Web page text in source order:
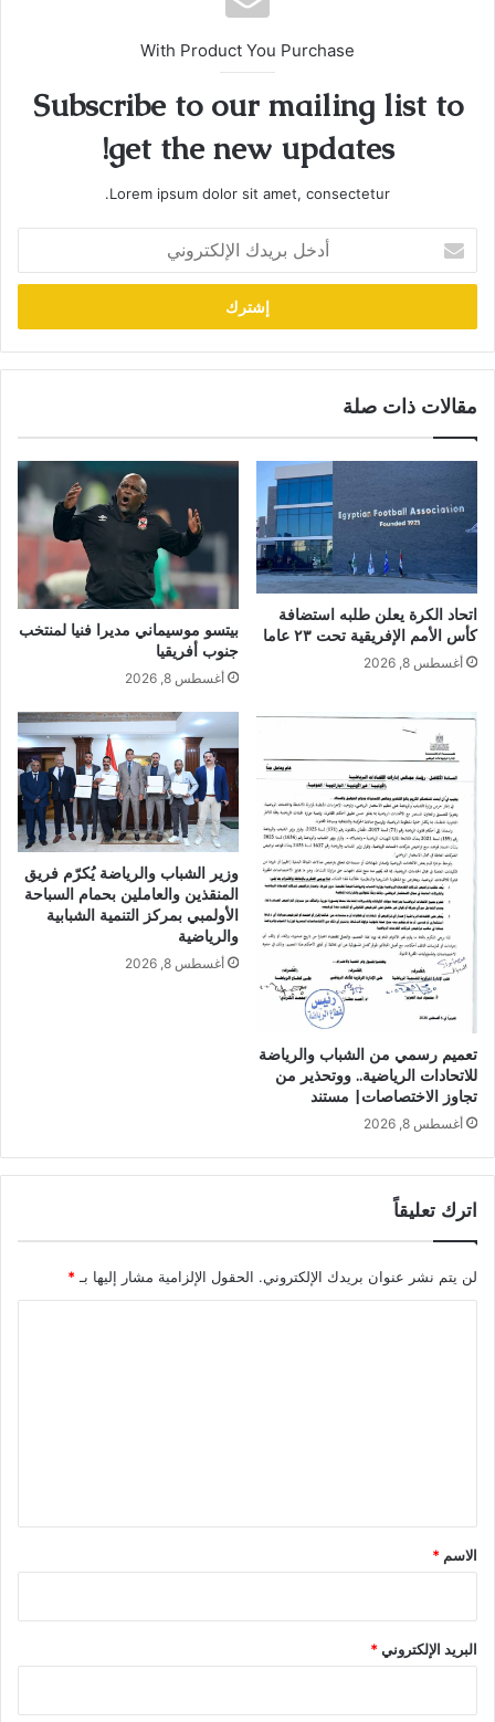
With Product You Purchase
Subscribe to our mailing list to
get the new updates!
Lorem ipsum dolor sit amet, consectetur.
بريدك
الإلكتروني
مقالات ذات صلة
اتحاد الكرة يعلن طلبه استضافة
كأس الأمم الإفريقية تحت ٢٣ عاما
أغسطس 8, 2026
بيتسو موسيماني مديرا فنيا لمنتخب
جنوب أفريقيا
أغسطس 8, 2026
تعميم رسمي من الشباب والرياضة
للاتحادات الرياضية.. ووتحذير من
تجاوز الاختصاصات| مستند
أغسطس 8, 2026
وزير الشباب والرياضة يُكرّم فريق
المنقذين والعاملين بحمام السباحة
الأولمبي بمركز التنمية الشبابية
والرياضية
أغسطس 8, 2026
اترك تعليقاً
لن يتم نشر عنوان بريدك الإلكتروني. الحقول الإلزامية مشار إليها بـ *
*
الاسم *
البريد الإلكتروني*